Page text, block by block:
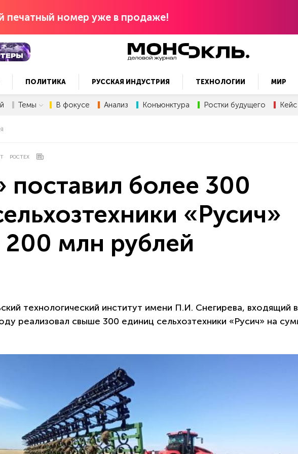
печатный номер уже в продаже!
ПОЛИТИКА РУССКАЯ ИНДУСТРИЯ ТЕХНОЛОГИИ МИР
Темы В фокусе Анализ Конъюнктура Ростки будущего Кейс
РОСТЕХ
поставил более 300
«Русич»
200 млн рублей
технологический институт имени П.И. Снегирева, входящий в
реализовал свыше 300 единиц сельхозтехники «Русич» на